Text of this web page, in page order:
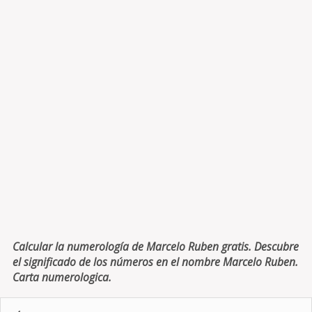
Calcular la numerología de Marcelo Ruben gratis. Descubre
el significado de los números en el nombre Marcelo Ruben.
Carta numerologica.